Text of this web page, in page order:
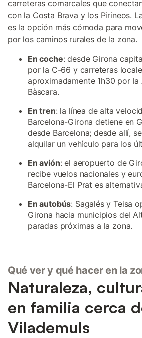
carreteras comarcales que
con la Costa Brava y los Pirineos.
es la opción más cómoda para
por los caminos rurales de la zona.
En coche: desde Girona
por la C-66 y carreteras
aproximadamente 1h30 por la
Bàscara.
En tren: la línea de alta
Barcelona-Girona detiene en
desde Barcelona; desde allí,
alquilar un vehículo para los
En avión: el aeropuerto de
recibe vuelos nacionales y
Barcelona-El Prat es
En autobús: Sagalés y Teisa
Girona hacia municipios del
paradas próximas a la zona.
Qué ver y qué hacer en la
Naturaleza,
en familia cerca
Vilademuls